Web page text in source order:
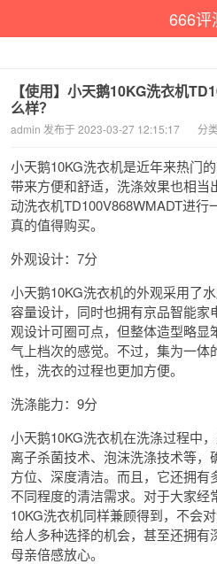
666评
【使用】小天鹅10KG洗衣机
么样？
admin 发布于 2023-03-27 12:15:17 分类
小天鹅10KG洗衣机是近年来热门
带来方便和舒适，洗涤效果也相当
动洗衣机TD100V868WMADT进行
真的值得购买。
外观设计：7分
小天鹅10KG洗衣机的外观采用了
容量设计，同时也拥有京品智能
观设计可圈可点，但整体造型略显
气上档次的感觉。不过，集为一体
性，洗衣的过程也更加方便。
洗涤能力：9分
小天鹅10KG洗衣机在洗涤过程中
离子杀菌技术、泡沫洗涤技术等
方位、深度清洁。而且，它还拥有
不同程度的清洁需求。对于大家经
10KG洗衣机同样兼顾得到，不会
给人多种选择的机会，甚至还拥
母亲倍感放心。